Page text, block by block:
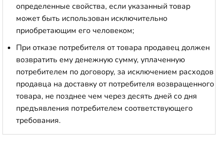
определенные свойства, если указанный товар
может быть использован исключительно
приобретающим его человеком;
При отказе потребителя от товара продавец должен
возвратить ему денежную сумму, уплаченную
потребителем по договору, за исключением расходов
продавца на доставку от потребителя возвращенного
товара, не позднее чем через десять дней со дня
предъявления потребителем соответствующего
требования.